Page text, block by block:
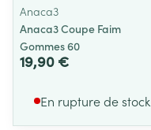
Anaca3
Anaca3 Coupe Faim
Gommes 60
19,90 €
En rupture de stock